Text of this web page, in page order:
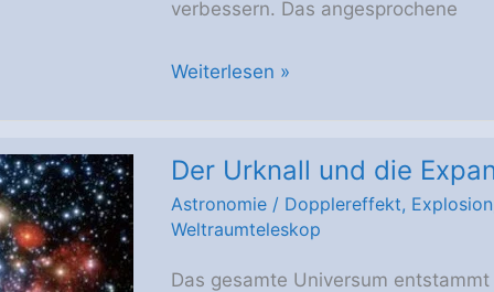
verbessern. Das angesprochene
Störungen
Satellit
Weiterlesen »
Der Urknall und die
Astronomie/ Dopplereffekt, Explosion
Weltraumteleskop
Das gesamte Universum